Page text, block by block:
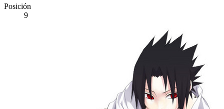
Posición
9